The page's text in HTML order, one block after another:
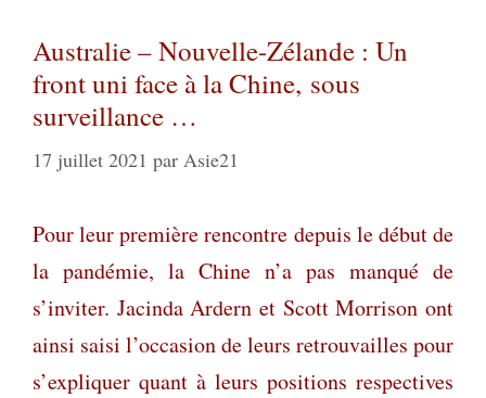
Australie – Nouvelle-Zélande : Un
front uni face à la Chine, sous
surveillance …
17 juillet 2021 par Asie21
Pour leur première rencontre depuis le début de
la pandémie, la Chine n’a pas manqué de
s’inviter. Jacinda Ardern et Scott Morrison ont
ainsi saisi l’occasion de leurs retrouvailles pour
s’expliquer quant à leurs positions respectives